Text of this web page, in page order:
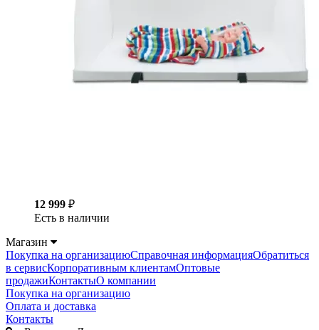
12 999 ₽
Есть в наличии
Магазин
Покупка на организациюСправочная информацияОбратиться
в сервисКорпоративным клиентамОптовые
продажиКонтактыО компании
Покупка на организацию
Оплата и доставка
Контакты